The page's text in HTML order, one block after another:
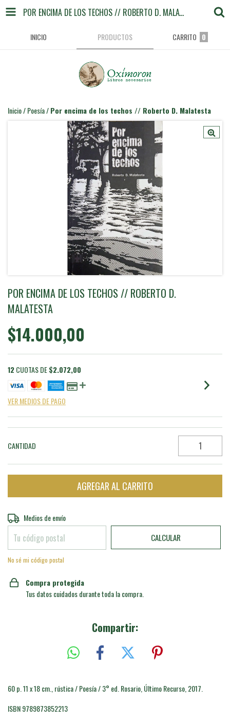
POR ENCIMA DE LOS TECHOS // ROBERTO D. MALATESTA
INICIO PRODUCTOS CARRITO 0
Inicio/Poesía/Por encima de los techos // Roberto D. Malatesta
POR ENCIMA DE LOS TECHOS // ROBERTO D.
MALATESTA
$14.000,00
12CUOTAS DE$2.072,00
VER MEDIOS DE PAGO
CANTIDAD
Entregas para el CP:
Medios de envío
CALCULAR
No sé mi código postal
Compra protegida
Tus datos cuidados durante toda la compra.
Compartir:
60 p. 11 x 18 cm., rústica / Poesía / 3° ed. Rosario, Último Recurso, 2017.
ISBN 9789873852213